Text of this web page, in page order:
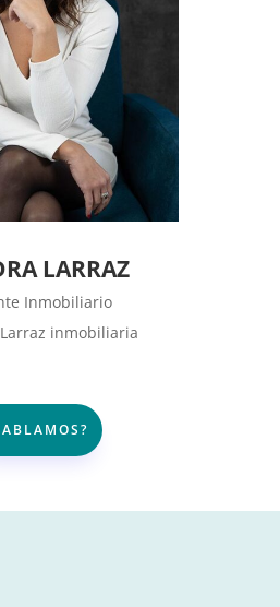
LARRAZ
Inmobiliario
Larraz inmobiliaria